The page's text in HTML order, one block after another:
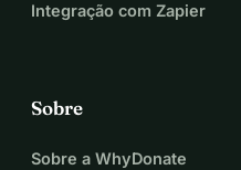
Integração com Zapier
Sobre
Sobre a WhyDonate